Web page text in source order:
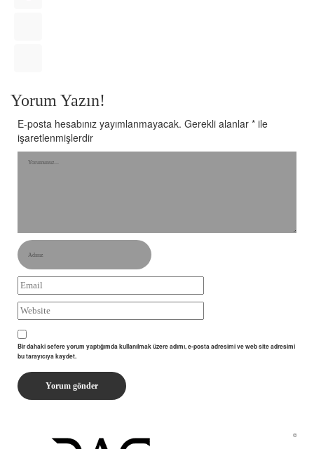
Yorum Yazın!
E-posta hesabınız yayımlanmayacak. Gerekli alanlar * ile
işaretlenmişlerdir
Bir dahaki sefere yorum yaptığımda kullanılmak üzere adımı, e-posta adresimi ve web site adresimi
bu tarayıcıya kaydet.
©